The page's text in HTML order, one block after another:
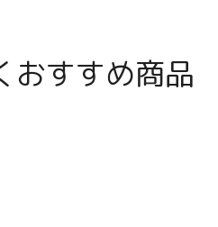
おすすめ商品